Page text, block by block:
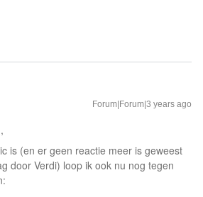
Forum|Forum|3 years ago
is (en er geen reactie meer is geweest
door Verdi) loop ik ook nu nog tegen